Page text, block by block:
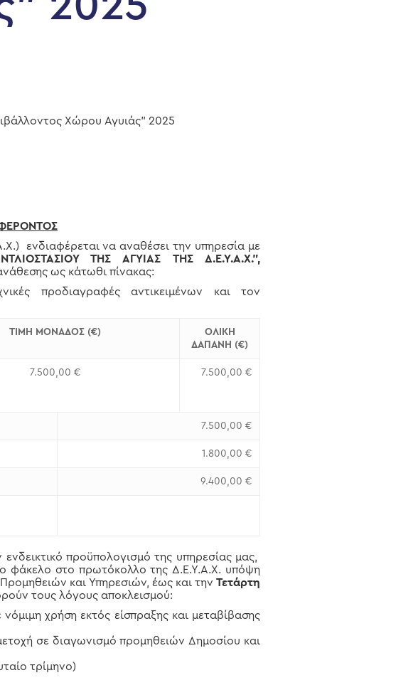
Χώρου Αγυιάς” 2025
ενδιαφέρεται να αναθέσει την υπηρεσία με
ΤΗΣ ΑΓΥΙΑΣ ΤΗΣΔ.Ε.Υ.Α.Χ.”,
ως κάτωθι πίνακας:
προδιαγραφές αντικειμένων και τον
ΤΙΜΗ ΜΟΝΑΔΟΣ (€)
ΟΛΙΚΗ
ΔΑΠΑΝΗ (€)
7.500,00 € 7.500,00 €
7.500,00 €
1.800,00 €
9.400,00 €
προϋπολογισμό της υπηρεσίας μας,
φάκελο στο πρωτόκολλο της Δ.Ε.Υ.Α.Χ. υπόψη
και Υπηρεσιών, έως και την Τετάρτη
τους λόγους αποκλεισμού:
χρήση εκτός είσπραξης και μεταβίβασης
σε διαγωνισμό προμηθειών Δημοσίου και
τρίμηνο)